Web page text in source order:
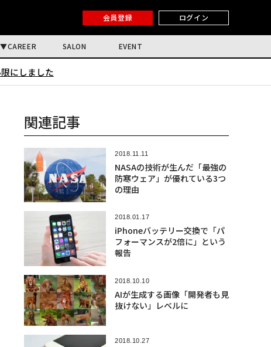
会員登録 ログイン
CAREER SALON EVENT
にしました
関連記事
2018.11.11
NASAの技術が生んだ「最強の
防寒ウェア」が優れている3つ
の理由
2018.01.17
iPhoneバッテリー交換で「パ
フォーマンスが2倍に」という
報告
2018.10.10
AIが生成する画像「開発者も見
抜けない」レベルに
2018.10.27